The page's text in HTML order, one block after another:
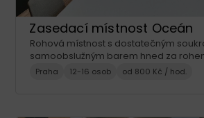
Zasedací místnost Oceán
Rohová místnost s dostatečným
samoobslužným barem hned za
Praha 12-16 osob od 800 Kč / hod.